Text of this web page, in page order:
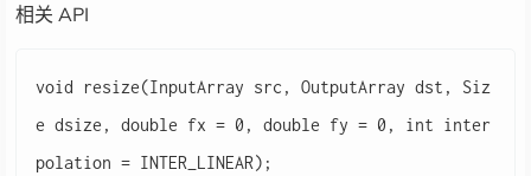
相关 API
void resize(InputArray src, OutputArray dst, Siz
e dsize, double fx = 0, double fy = 0, int inter